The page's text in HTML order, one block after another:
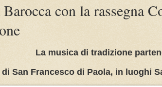
Barocca con la rassegna
La musica di tradizione
San Francesco di Paola, in luoghi